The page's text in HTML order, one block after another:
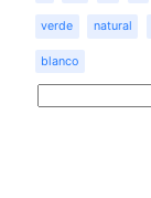
verde natural
blanco